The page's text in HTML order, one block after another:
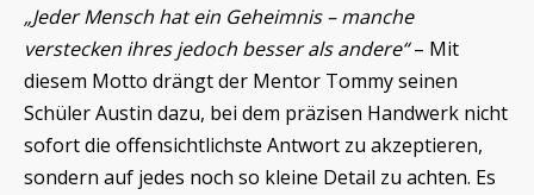
„Jeder Mensch hat ein Geheimnis – manche
verstecken ihres jedoch besser als andere“– Mit
diesem Motto drängt der Mentor Tommy seinen
Schüler Austin dazu, bei dem präzisen Handwerk nicht
sofort die offensichtlichste Antwort zu akzeptieren,
sondern auf jedes noch so kleine Detail zu achten. Es